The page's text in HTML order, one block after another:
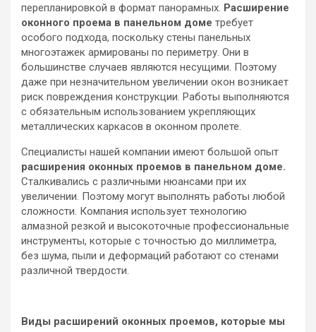
перепланировкой в формат панорамных. Расширение
оконного проема в панельном доме требует
особого подхода, поскольку стены панельных
многоэтажек армированы по периметру. Они в
большинстве случаев являются несущими. Поэтому
даже при незначительном увеличении окон возникает
риск повреждения конструкции. Работы выполняются
с обязательным использованием укрепляющих
металлических каркасов в оконном пролете.
Специалисты нашей компании имеют большой опыт
расширения оконных проемов в панельном доме.
Сталкивались с различными нюансами при их
увеличении. Поэтому могут выполнять работы любой
сложности. Компания использует технологию
алмазной резкой и высокоточные профессиональные
инструменты, которые с точностью до миллиметра,
без шума, пыли и деформаций работают со стенами
различной твердости.
Виды расширений оконных проемов, которые мы